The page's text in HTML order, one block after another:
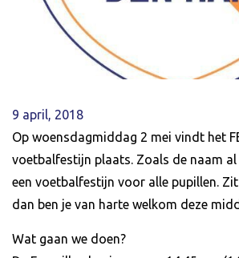
9 april, 2018
Op woensdagmiddag 2 mei vindt het
voetbalfestijn plaats. Zoals de naam
een voetbalfestijn voor alle pupillen. Zit
dan ben je van harte welkom deze
Wat gaan we doen?